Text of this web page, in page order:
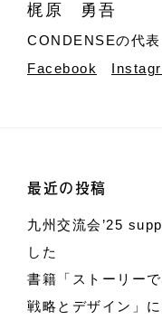
梶原 勇吾
CONDENSEの代表
Facebook
最近の投稿
九州交流会’25
した
書籍「ストーリー
戦略とデザイン」